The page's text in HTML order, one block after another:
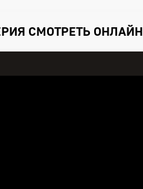
СМОТРЕТЬ ОНЛАЙН